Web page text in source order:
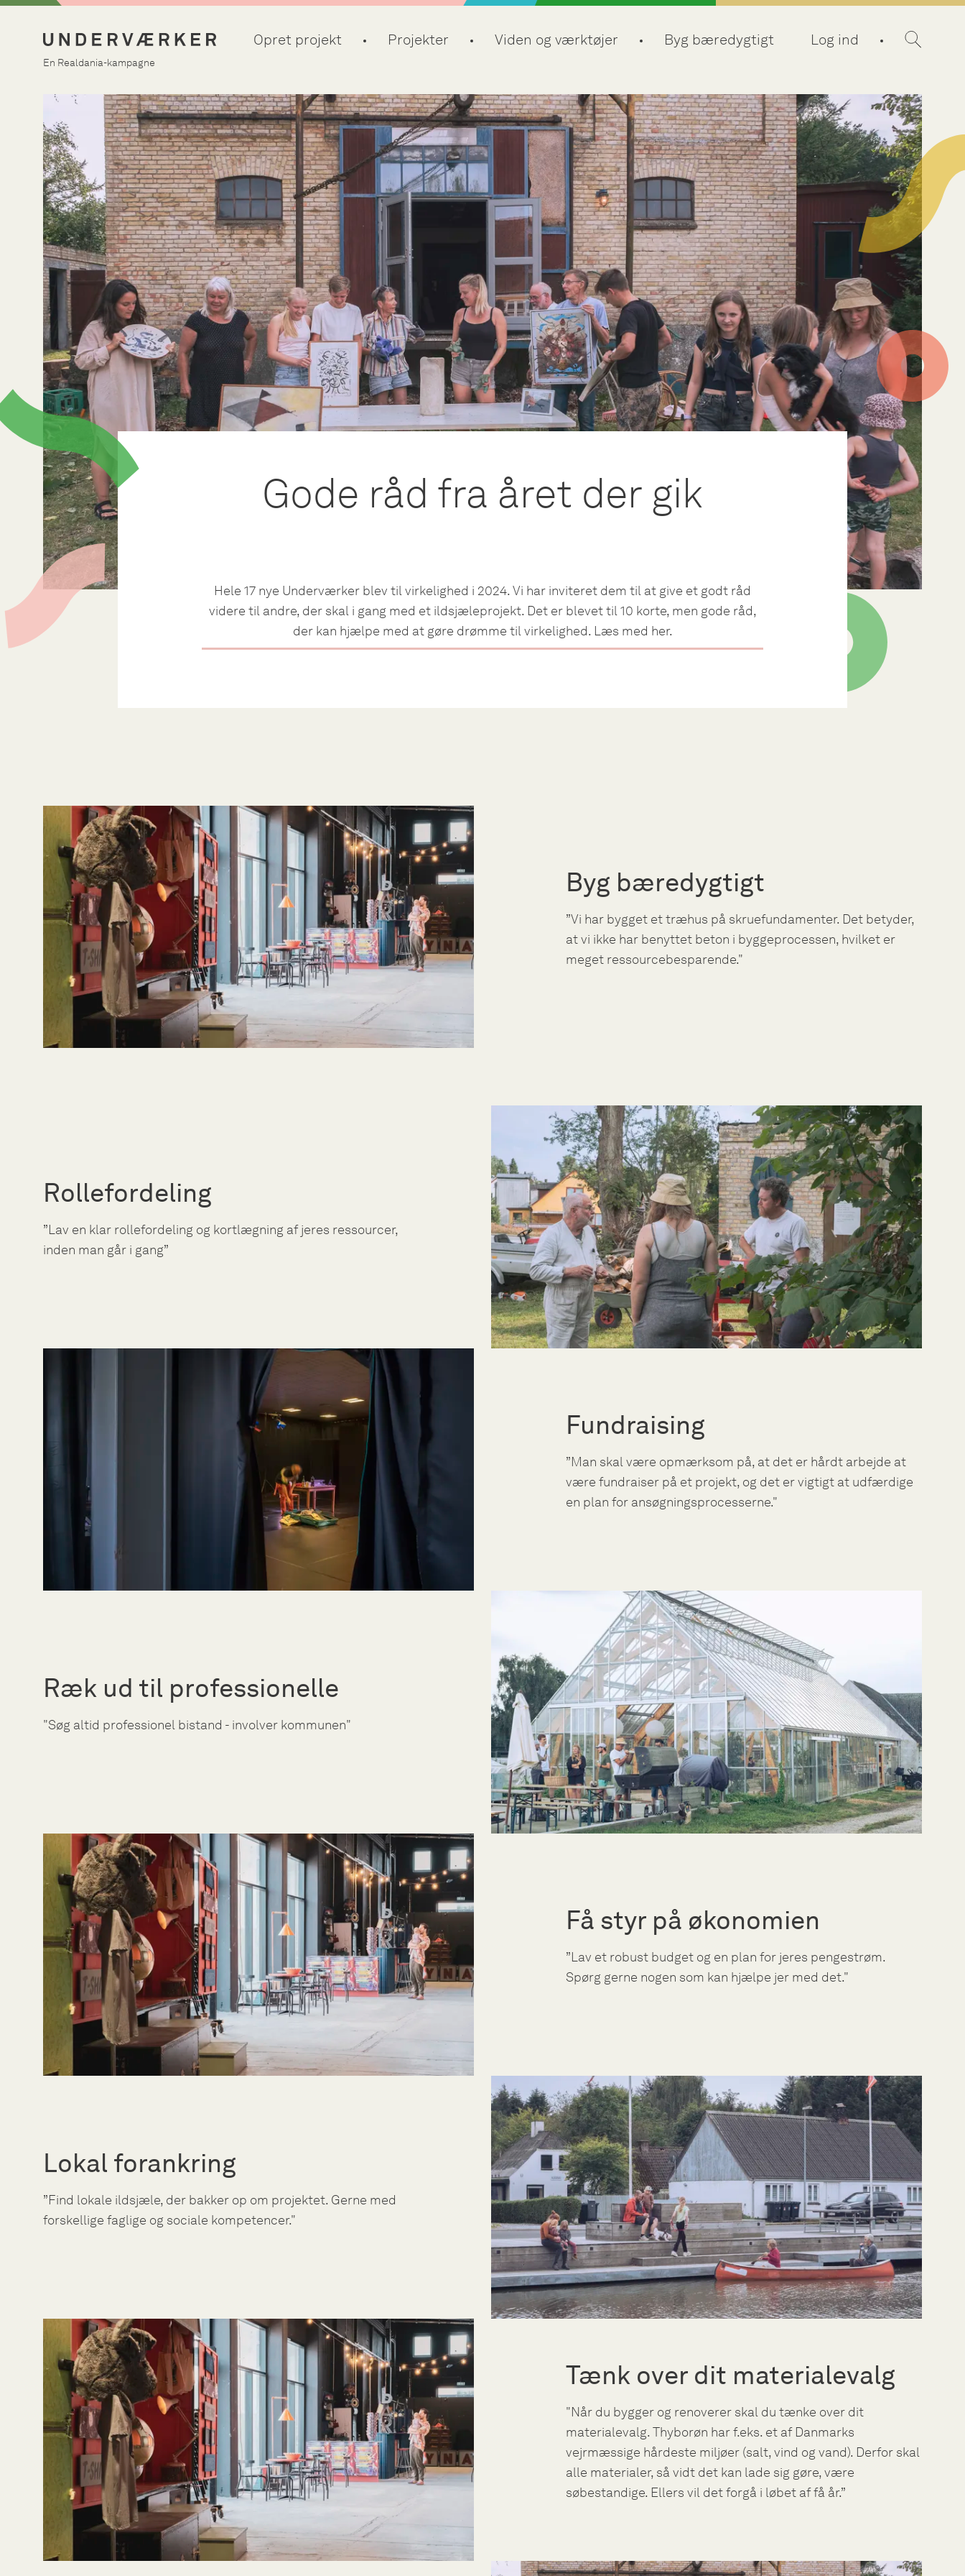
En Realdania-kampagne
Opret projekt Projekter Viden og værktøjer Byg bæredygtigt Log ind
Gode råd fra året der gik
Hele 17 nye Underværker blev til virkelighed i 2024. Vi har inviteret dem til at give et godt råd
videre til andre, der skal i gang med et ildsjæleprojekt. Det er blevet til 10 korte, men gode råd,
der kan hjælpe med at gøre drømme til virkelighed. Læs med her.
Byg bæredygtigt
”Vi har bygget et træhus på skruefundamenter. Det betyder,
at vi ikke har benyttet beton i byggeprocessen, hvilket er
meget ressourcebesparende."
Rollefordeling
”Lav en klar rollefordeling og kortlægning af jeres ressourcer,
inden man går i gang”
Fundraising
”Man skal være opmærksom på, at det er hårdt arbejde at
være fundraiser på et projekt, og det er vigtigt at udfærdige
en plan for ansøgningsprocesserne."
Ræk ud til professionelle
"Søg altid professionel bistand - involver kommunen"
Få styr på økonomien
”Lav et robust budget og en plan for jeres pengestrøm.
Spørg gerne nogen som kan hjælpe jer med det."
Lokal forankring
”Find lokale ildsjæle, der bakker op om projektet. Gerne med
forskellige faglige og sociale kompetencer."
Tænk over dit materialevalg
"Når du bygger og renoverer skal du tænke over dit
materialevalg. Thyborøn har f.eks. et af Danmarks
vejrmæssige hårdeste miljøer (salt, vind og vand). Derfor skal
alle materialer, så vidt det kan lade sig gøre, være
søbestandige. Ellers vil det forgå i løbet af få år.”